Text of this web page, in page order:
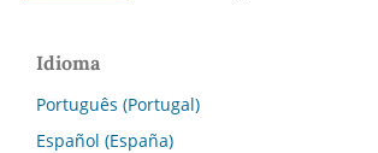
Idioma
Português (Portugal)
Español (España)